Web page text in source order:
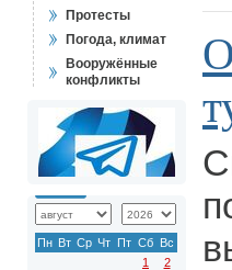
Протесты
Погода, климат
Вооружённые
конфликты
Пн Вт Ср Чт Пт Сб Вс
1
2